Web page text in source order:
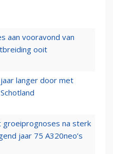
aan vooravond van
ooit
langer door met
groeiprognoses na sterk
jaar 75 A320neo’s